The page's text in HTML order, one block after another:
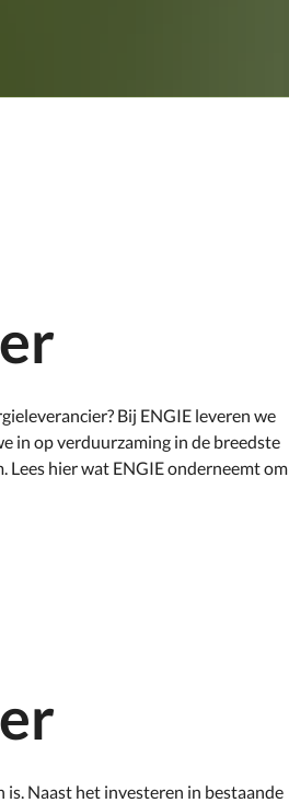
Bij ENGIE leveren we
in op verduurzaming in de breedste
Lees hier wat ENGIE onderneemt om
is. Naast het investeren in bestaande